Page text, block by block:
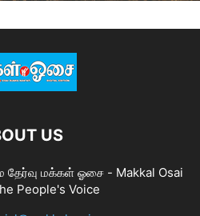
US
மக்கள் ஓசை - Makkal Osai
People's Voice